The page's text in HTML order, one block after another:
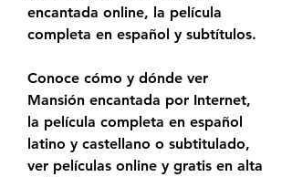
encantada online, la película
completa en español y subtítulos.
Conoce cómo y dónde ver
Mansión encantada por Internet,
la película completa en español
latino y castellano o subtitulado,
ver películas online y gratis en alta